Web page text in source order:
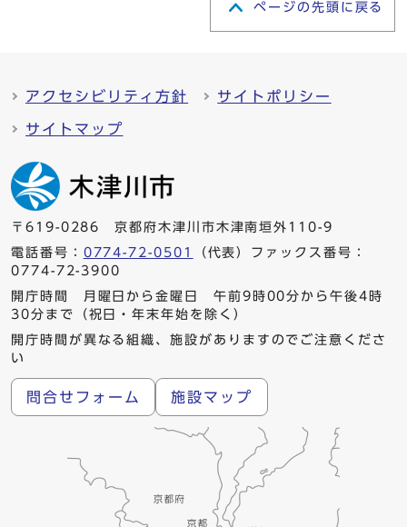
ページの先頭に戻る
アクセシビリティ方針 サイトポリシー
サイトマップ
〒619-0286 京都府木津川市木津南垣外110-9
電話番号： 0774-72-0501
（代表）ファックス番号：
0774-72-3900
開庁時間 月曜日から金曜日 午前9時00分から午後4時
30分まで（祝日・年末年始を除く）
開庁時間が異なる組織、施設がありますのでご注意くださ
い
問合せフォーム 施設マップ